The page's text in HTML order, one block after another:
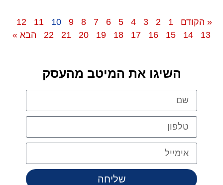
« הקודם 1
2
3
4
5
6
7
8
9
10
11
12
13
14
15
16
17
18
19
20
21
22 הבא »
השיגו את המיטב מהעסק
שליחה